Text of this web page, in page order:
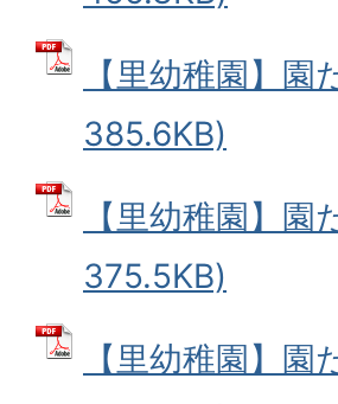
【里幼稚園】
385.6KB)
【里幼稚園】
375.5KB)
【里幼稚園】